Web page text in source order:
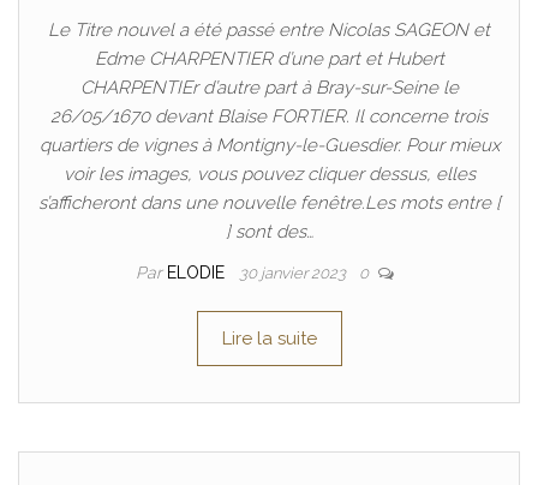
Le Titre nouvel a été passé entre Nicolas SAGEON et
Edme CHARPENTIER d’une part et Hubert
CHARPENTIEr d’autre part à Bray-sur-Seine le
26/05/1670 devant Blaise FORTIER. Il concerne trois
quartiers de vignes à Montigny-le-Guesdier. Pour mieux
voir les images, vous pouvez cliquer dessus, elles
s’afficheront dans une nouvelle fenêtre.Les mots entre [
] sont des…
Par ELODIE 30 janvier 2023 0
Lire la suite